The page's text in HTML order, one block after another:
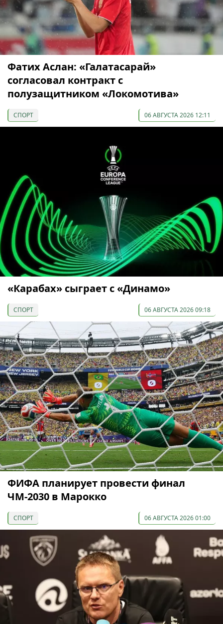
Фатих Аслан: «Галатасарай»
согласовал контракт с
полузащитником «Локомотива»
СПОРТ 06 АВГУСТА 2026 12:11
«Карабах» сыграет с «Динамо»
СПОРТ 06 АВГУСТА 2026 09:18
ФИФА планирует провести финал
ЧМ-2030 в Марокко
СПОРТ 06 АВГУСТА 2026 01:00